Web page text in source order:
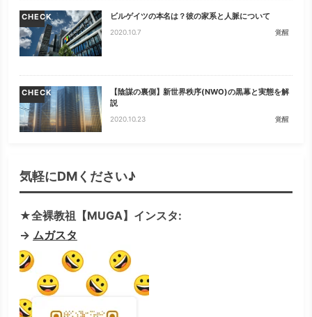
CHECK ビルゲイツの本名は？彼の家系と人脈について
2020.10.7 覚醒
CHECK
【陰謀の裏側】新世界秩序(NWO)の黒幕と実態を解
説
2020.10.23 覚醒
気軽にDMください♪
★全裸教祖【MUGA】インスタ:
→ ムガスタ